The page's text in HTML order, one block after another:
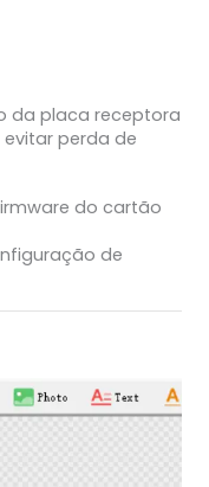
da placa receptora
perda de
do cartão
de